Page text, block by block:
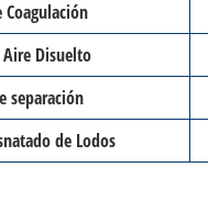
Coagulación
Disuelto
separación
de Lodos